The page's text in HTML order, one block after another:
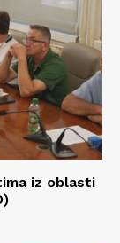
iz oblasti